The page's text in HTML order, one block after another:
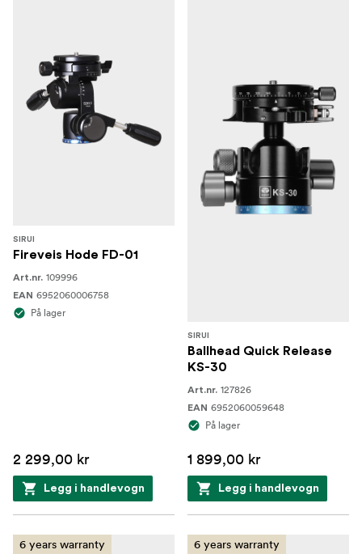
SIRUI
Fireveis Hode FD-01
Art.nr. 109996
EAN 6952060006758
På lager
2 299,00 kr
Legg i handlevogn
SIRUI
Ballhead Quick Release
KS-30
Art.nr. 127826
EAN 6952060059648
På lager
1 899,00 kr
Legg i handlevogn
6 years warranty 6 years warranty